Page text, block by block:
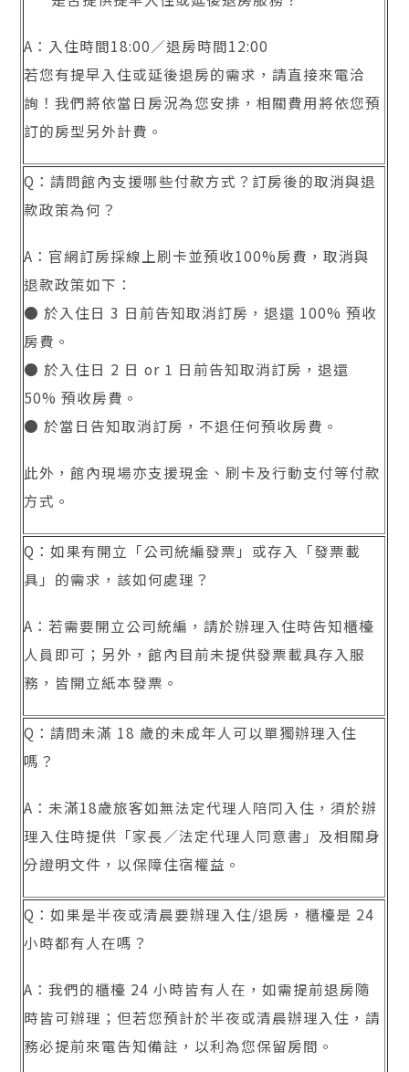
A：入住時間18:00／退房時間12:00
若您有提早入住或延後退房的需求，請直接來電洽
詢！我們將依當日房況為您安排，相關費用將依您預
訂的房型另外計費。
Q：請問館內支援哪些付款方式？訂房後的取消與退
款政策為何？
A：官網訂房採線上刷卡並預收100%房費，取消與
退款政策如下：
● 於入住日 3 日前告知取消訂房，退還 100% 預收
房費。
● 於入住日 2 日 or 1 日前告知取消訂房，退還
50% 預收房費。
● 於當日告知取消訂房，不退任何預收房費。
此外，館內現場亦支援現金、刷卡及行動支付等付款
方式。
Q：如果有開立「公司統編發票」或存入「發票載
具」的需求，該如何處理？
A：若需要開立公司統編，請於辦理入住時告知櫃檯
人員即可；另外，館內目前未提供發票載具存入服
務，皆開立紙本發票。
Q：請問未滿 18 歲的未成年人可以單獨辦理入住
嗎？
A：未滿18歲旅客如無法定代理人陪同入住，須於辦
理入住時提供「家長／法定代理人同意書」及相關身
分證明文件，以保障住宿權益。
Q：如果是半夜或清晨要辦理入住/退房，櫃檯是 24
小時都有人在嗎？
A：我們的櫃檯 24 小時皆有人在，如需提前退房隨
時皆可辦理；但若您預計於半夜或清晨辦理入住，請
務必提前來電告知備註，以利為您保留房間。